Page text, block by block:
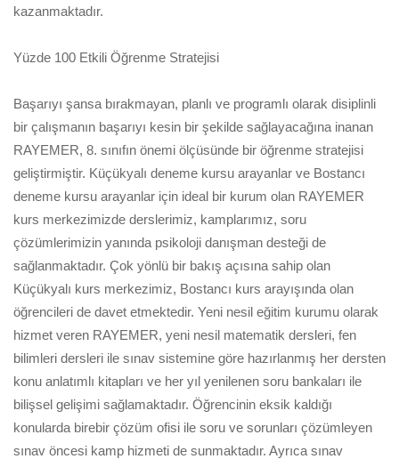
kazanmaktadır.
Yüzde 100 Etkili Öğrenme Stratejisi
Başarıyı şansa bırakmayan, planlı ve programlı olarak disiplinli
bir çalışmanın başarıyı kesin bir şekilde sağlayacağına inanan
RAYEMER, 8. sınıfın önemi ölçüsünde bir öğrenme stratejisi
geliştirmiştir. Küçükyalı deneme kursu arayanlar ve Bostancı
deneme kursu arayanlar için ideal bir kurum olan RAYEMER
kurs merkezimizde derslerimiz, kamplarımız, soru
çözümlerimizin yanında psikoloji danışman desteği de
sağlanmaktadır. Çok yönlü bir bakış açısına sahip olan
Küçükyalı kurs merkezimiz, Bostancı kurs arayışında olan
öğrencileri de davet etmektedir. Yeni nesil eğitim kurumu olarak
hizmet veren RAYEMER, yeni nesil matematik dersleri, fen
bilimleri dersleri ile sınav sistemine göre hazırlanmış her dersten
konu anlatımlı kitapları ve her yıl yenilenen soru bankaları ile
bilişsel gelişimi sağlamaktadır. Öğrencinin eksik kaldığı
konularda birebir çözüm ofisi ile soru ve sorunları çözümleyen
sınav öncesi kamp hizmeti de sunmaktadır. Ayrıca sınav